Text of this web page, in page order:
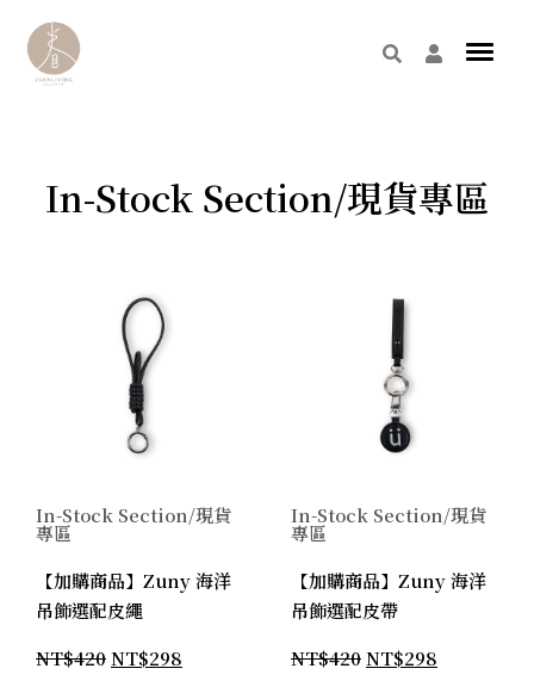
In-Stock Section/現貨專區
In-Stock Section/現貨
專區
【加購商品】Zuny 海洋
吊飾選配皮繩
NT$420NT$298
In-Stock Section/現貨
專區
【加購商品】Zuny 海洋
吊飾選配皮帶
NT$420NT$298